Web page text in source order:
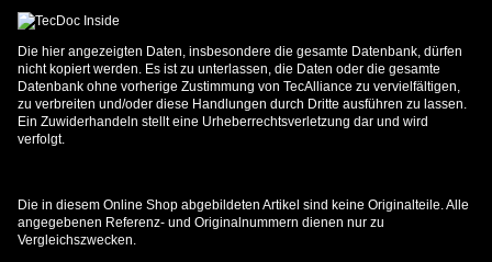
Die hier angezeigten Daten, insbesondere die gesamte Datenbank, dürfen
nicht kopiert werden. Es ist zu unterlassen, die Daten oder die gesamte
Datenbank ohne vorherige Zustimmung von TecAlliance zu vervielfältigen,
zu verbreiten und/oder diese Handlungen durch Dritte ausführen zu lassen.
Ein Zuwiderhandeln stellt eine Urheberrechtsverletzung dar und wird
verfolgt.
Die in diesem Online Shop abgebildeten Artikel sind keine Originalteile. Alle
angegebenen Referenz- und Originalnummern dienen nur zu
Vergleichszwecken.